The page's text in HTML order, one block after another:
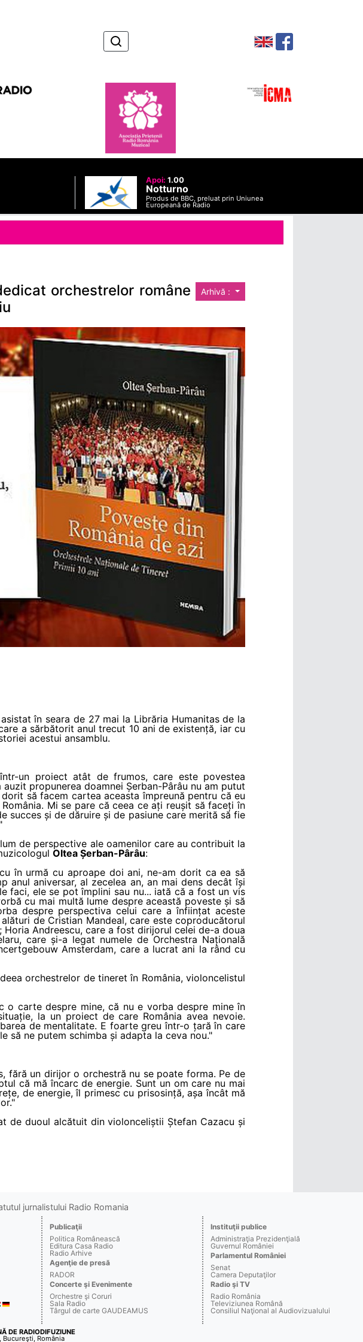
Apoi: 1.00
Notturno
Produs de BBC, preluat prin Uniunea
Europeană de Radio
Arhivă :
orchestrelor române
în seara de 27 mai la Librăria Humanitas de la
a sărbătorit anul trecut 10 ani de existență, iar cu
acestui ansamblu.
un proiect atât de frumos, care este povestea
propunerea doamnei Șerban-Pârâu nu am putut
să facem cartea aceasta împreună pentru că eu
Mi se pare că ceea ce ați reușit să faceți în
succes și de dăruire și de pasiune care merită să fie
de perspective ale oamenilor care au contribuit la
Oltea Șerban-Pârâu:
în urmă cu aproape doi ani, ne-am dorit ca ea să
aniversar, al zecelea an, an mai dens decât își
faci, ele se pot împlini sau nu... iată că a fost un vis
cu mai multă lume despre această poveste și să
despre perspectiva celui care a înființat aceste
de Cristian Mandeal, care este coproducătorul
Andreescu, care a fost dirijorul celei de-a doua
care și-a legat numele de Orchestra Națională
Amsterdam, care a lucrat ani la rând cu
orchestrelor de tineret în România, violoncelistul
carte despre mine, că nu e vorba despre mine în
la un proiect de care România avea nevoie.
de mentalitate. E foarte greu într-o țară în care
să ne putem schimba și adapta la ceva nou."
fără un dirijor o orchestră nu se poate forma. Pe de
că mă încarc de energie. Sunt un om care nu mai
de energie, îl primesc cu prisosință, așa încât mă
de duoul alcătuit din violonceliștii Ștefan Cazacu și
jurnalistului Radio Romania
Publicaţii
Politica Românească
Editura Casa Radio
Radio Arhive
Agenţie de presă
RADOR
Concerte şi Evenimente
Orchestre şi Coruri
Sala Radio
Târgul de carte GAUDEAMUS
Instituţii publice
Administraţia Prezidenţială
Guvernul României
Parlamentul României
Senat
Camera Deputaţilor
Radio şi TV
Radio România
Televiziunea Română
Consiliul Naţional al Audiovizualului
DE RADIODIFUZIUNE
Bucureşti, România